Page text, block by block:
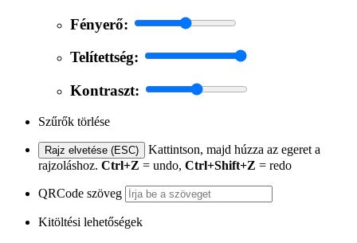
Fényerő:
Telítettség:
Kontraszt:
Szűrők törlése
Rajz elvetése (ESC)
Kattintson, majd húzza az egeret a
rajzoláshoz. Ctrl+Z = undo, Ctrl+Shift+Z = redo
QRCode szöveg
Kitöltési lehetőségek